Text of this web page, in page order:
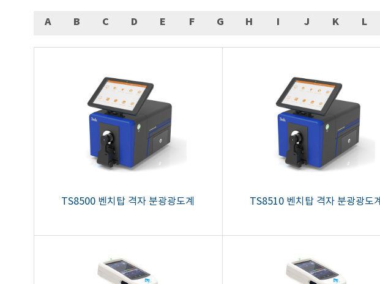
A B C D E F G H I J K L
TS8500 벤치탑 격자 분광광도계 TS8510 벤치탑 격자 분광광도계